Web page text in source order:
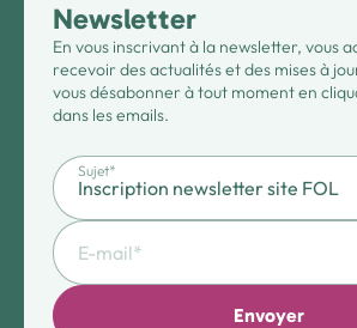
Newsletter
En vous inscrivant à la newsletter, vous
recevoir des actualités et des mises à
vous désabonner à tout moment en
dans les emails.
Sujet*
Envoyer